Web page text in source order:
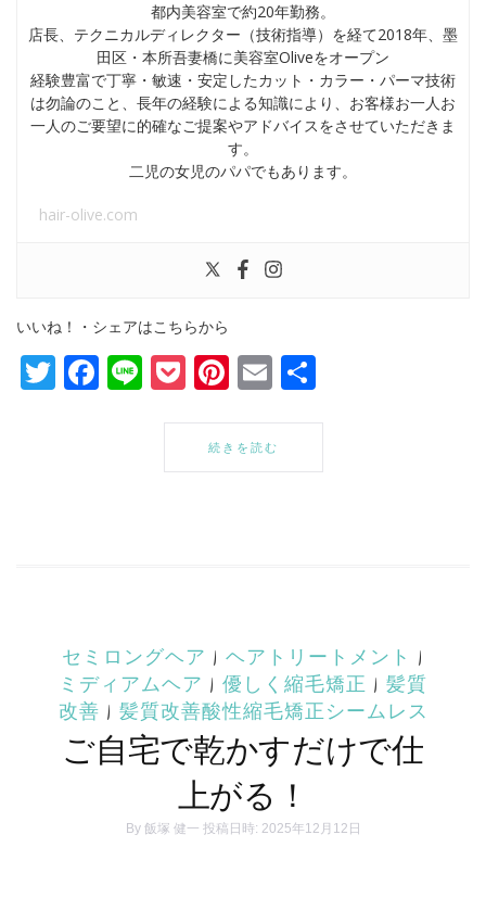
都内美容室で約20年勤務。
店長、テクニカルディレクター（技術指導）を経て2018年、墨
田区・本所吾妻橋に美容室Oliveをオープン
経験豊富で丁寧・敏速・安定したカット・カラー・パーマ技術
は勿論のこと、長年の経験による知識により、お客様お一人お
一人のご要望に的確なご提案やアドバイスをさせていただきま
す。
二児の女児のパパでもあります。
hair-olive.com
いいね！・シェアはこちらから
Twitter
Facebook
LinePocket
Pinterest
Email
続きを読む
セミロングヘア | ヘアトリートメント |
ミディアムヘア | 優しく縮毛矯正 | 髪質
改善 | 髪質改善酸性縮毛矯正シームレス
ご自宅で乾かすだけで仕
上がる！
By 飯塚 健一 投稿日時: 2025年12月12日